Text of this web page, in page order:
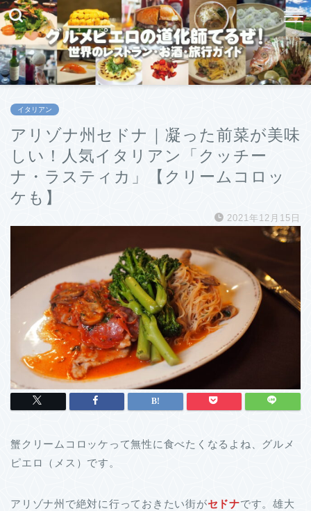
イタリアン
アリゾナ州セドナ｜凝った前菜が美味
しい！人気イタリアン「クッチー
ナ・ラスティカ」【クリームコロッ
ケも】
2021年12月15日
蟹クリームコロッケって無性に食べたくなるよね、グルメ
ピエロ（メス）です。
アリゾナ州で絶対に行っておきたい街がセドナです。雄大